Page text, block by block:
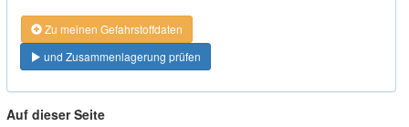
Zu meinen Gefahrstoffdaten
und Zusammenlagerung prüfen
Auf dieser Seite